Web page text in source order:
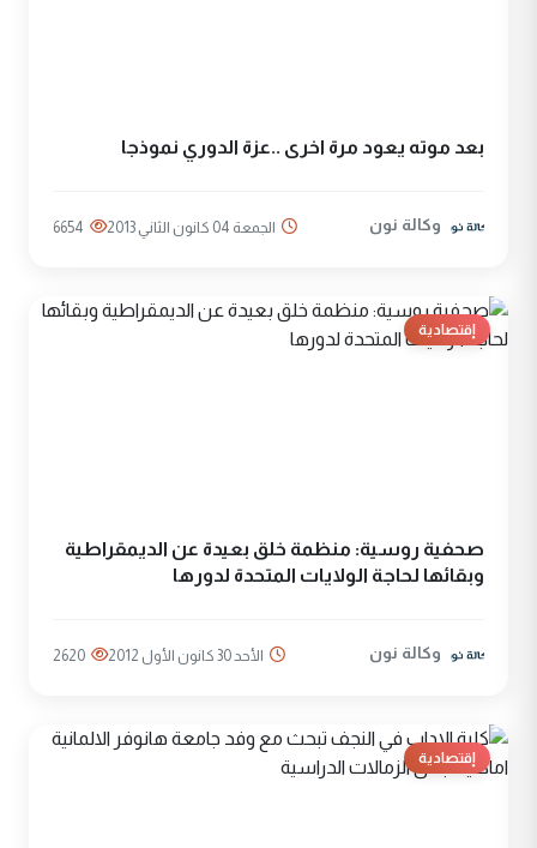
بعد موته يعود مرة اخرى ..عزة الدوري نموذجا
وكالة نون الجمعة 04 كانون الثاني 2013 6654
إقتصادية
صحفية روسية: منظمة خلق بعيدة عن الديمقراطية
وبقائها لحاجة الولايات المتحدة لدورها
وكالة نون الأحد 30 كانون الأول 2012 2620
إقتصادية